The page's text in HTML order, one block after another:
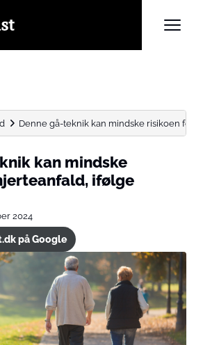
Denne gå-teknik kan mindske risikoen for
kan mindske
ifølge
2024
på Google